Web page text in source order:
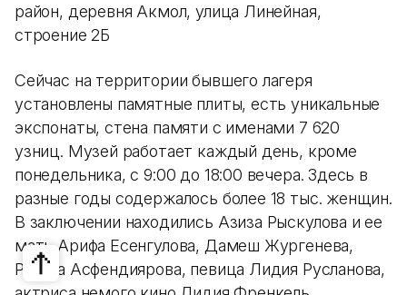
район, деревня Акмол, улица Линейная,
строение 2Б
Сейчас на территории бывшего лагеря
установлены памятные плиты, есть уникальные
экспонаты, стена памяти с именами 7 620
узниц. Музей работает каждый день, кроме
понедельника, с 9:00 до 18:00 вечера. Здесь в
разные годы содержалось более 18 тыс. женщин.
В заключении находились Азиза Рыскулова и ее
мать Арифа Есенгулова, Дамеш Жургенева,
Рабига Асфендиярова, певица Лидия Русланова,